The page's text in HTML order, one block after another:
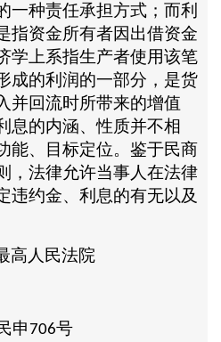
一种责任承担方式；而利
指资金所有者因出借资金
学上系指生产者使用该笔
成的利润的一部分，是货
并回流时所带来的增值
息的内涵、性质并不相
能、目标定位。鉴于民商
，法律允许当事人在法律
违约金、利息的有无以及
高人民法院
申 706号